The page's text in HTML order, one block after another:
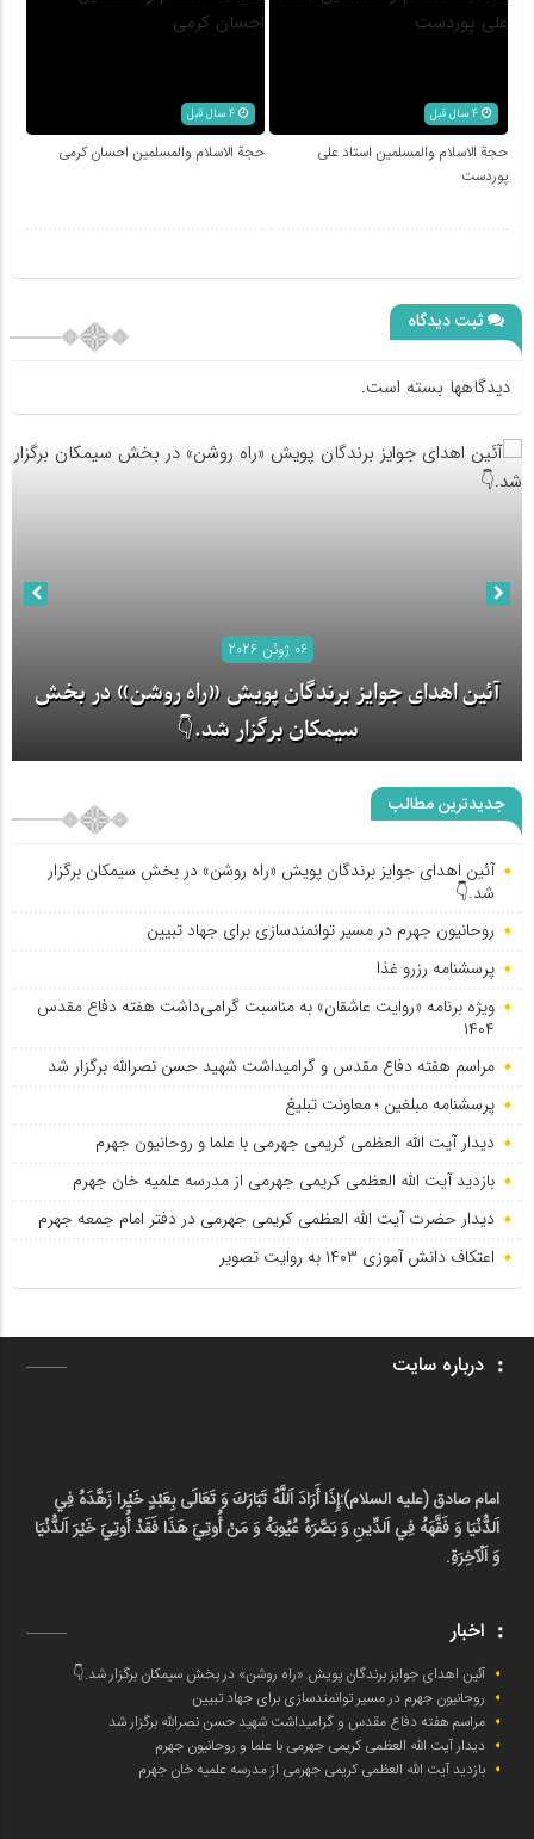
4 سال قبل
حجة الاسلام والمسلمین استاد علی
پوردست
حجة الاسلام والمسلمین احسان کرمی
ثبت دیدگاه
دیدگاهها بسته است.
06 ژوئن 2026
آئین اهدای جوایز برندگان پویش «راه روشن» در بخش
روحانیون جهرم در مسیر توانمندسازی برای جهاد تبیین
جدیدترین مطالب
آئین اهدای جوایز برندگان پویش «راه روشن» در بخش سیمکان برگزار
شد.👇
روحانیون جهرم در مسیر توانمندسازی برای جهاد تبیین
پرسشنامه رزرو غذا
ویژه برنامه «روایت عاشقان» به مناسبت گرامی‌داشت هفته دفاع مقدس
۱۴۰۴
مراسم هفته دفاع مقدس و گرامیداشت شهید حسن نصرالله برگزار شد
پرسشنامه مبلغین ؛ معاونت تبلیغ
دیدار آیت الله العظمی کریمی جهرمی با علما و روحانیون جهرم
بازدید آیت الله العظمی کریمی جهرمی از مدرسه علمیه خان جهرم
دیدار حضرت آیت الله العظمی کریمی جهرمی در دفتر امام جمعه جهرم
اعتکاف دانش آموزی ۱۴۰۳ به روایت تصویر
درباره سایت
امام صادق (علیه السلام):إِذَا أَرَادَ اَللَّهُ تَبَارَكَ وَ تَعَالَى بِعَبْدٍ خَيْرا زَهَّدَهُ فِي
اَلدُّنْيَا وَ فَقَّهَهُ فِي اَلدِّينِ وَ بَصَّرَهُ عُيُوبَهُ وَ مَنْ أُوتِيَ هَذَا فَقَدْ أُوتِيَ خَيْرَ اَلدُّنْيَا
وَ اَلْآخِرَةِ.
اخبار
آئین اهدای جوایز برندگان پویش «راه روشن» در بخش سیمکان برگزار شد.👇
روحانیون جهرم در مسیر توانمندسازی برای جهاد تبیین
مراسم هفته دفاع مقدس و گرامیداشت شهید حسن نصرالله برگزار شد
دیدار آیت الله العظمی کریمی جهرمی با علما و روحانیون جهرم
بازدید آیت الله العظمی کریمی جهرمی از مدرسه علمیه خان جهرم